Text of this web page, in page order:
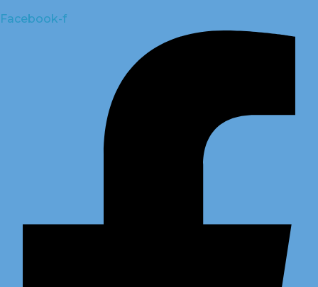
Facebook-f